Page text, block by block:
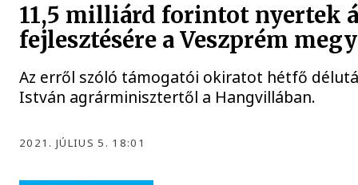
11,5 milliárd forintot nyertek
fejlesztésére a Veszprém
Az erről szóló támogatói okiratot hétfő
István agrárminisztertől a Hangvillában.
2021. JÚLIUS 5. 18:01